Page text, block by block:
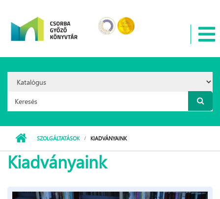
Option:
Keresés űrlap
SZOLGÁLTATÁSOK KIADVÁNYAINK
Kiadványaink